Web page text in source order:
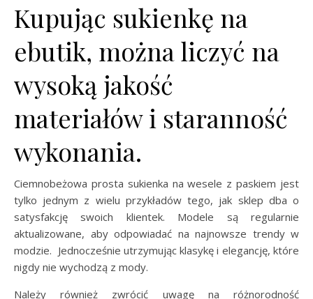
Kupując sukienkę na
ebutik, można liczyć na
wysoką jakość
materiałów i staranność
wykonania.
Ciemnobeżowa prosta sukienka na wesele z paskiem jest
tylko jednym z wielu przykładów tego, jak sklep dba o
satysfakcję swoich klientek. Modele są regularnie
aktualizowane, aby odpowiadać na najnowsze trendy w
modzie. Jednocześnie utrzymując klasykę i elegancję, które
nigdy nie wychodzą z mody.
Należy również zwrócić uwagę na różnorodność